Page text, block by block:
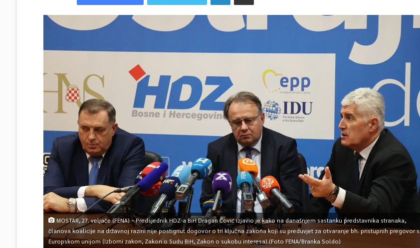
MOSTAR, 27. veljače (FENA) – Predsjednik HDZ-a BiH Dragan Čović izjavio je kako na današnjem sastanku predstavnika stranaka,
članova koalicije na državnoj razini nije postignut dogovor o tri ključna zakona koji su preduvjet za otvaranje bh. pristupnih pregovor s
Europskom unijom (Izborni zakon, Zakon o Sudu BiH, Zakon o sukobu interesa).(Foto FENA/Branka Soldo)